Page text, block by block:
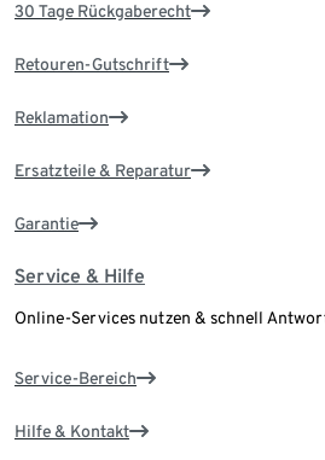
30 Tage Rückgaberecht
Retouren-Gutschrift
Reklamation
Ersatzteile & Reparatur
Garantie
Service & Hilfe
Online-Services nutzen & schnell
Service-Bereich
Hilfe & Kontakt